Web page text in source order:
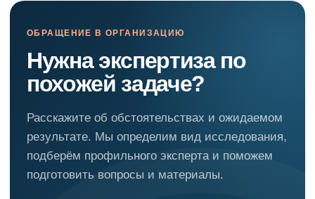
ОБРАЩЕНИЕ В ОРГАНИЗАЦИЮ
Нужна экспертиза по
похожей задаче?
Расскажите об обстоятельствах и ожидаемом
результате. Мы определим вид исследования,
подберём профильного эксперта и поможем
подготовить вопросы и материалы.